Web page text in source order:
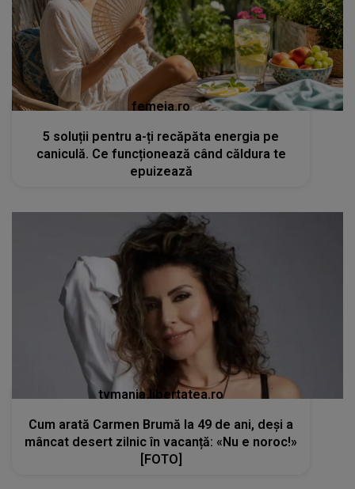
femeia.ro
5 soluții pentru a-ți recăpăta energia pe
caniculă. Ce funcționează când căldura te
epuizează
tvmania.libertatea.ro
Cum arată Carmen Brumă la 49 de ani, deși a
mâncat desert zilnic în vacanță: «Nu e noroc!»
[FOTO]